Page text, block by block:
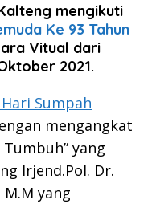
mengikuti
Ke 93 Tahun
Vitual dari
2021.
Sumpah
mengangkat
yang
Irjend.Pol. Dr.
M.M yang